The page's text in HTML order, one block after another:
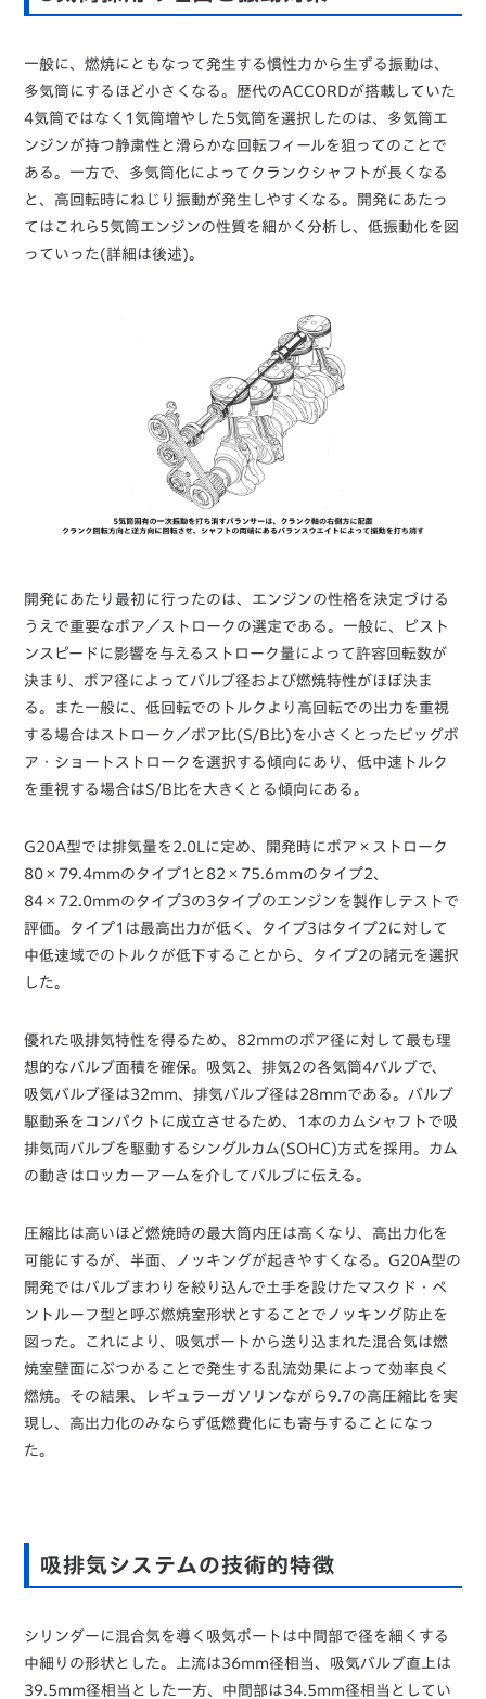
一般に、燃焼にともなって発生する慣性力から生ずる振動は、
多気筒にするほど小さくなる。歴代のACCORDが搭載していた
4気筒ではなく1気筒増やした5気筒を選択したのは、多気筒エ
ンジンが持つ静粛性と滑らかな回転フィールを狙ってのことで
ある。一方で、多気筒化によってクランクシャフトが長くなる
と、高回転時にねじり振動が発生しやすくなる。開発にあたっ
てはこれら5気筒エンジンの性質を細かく分析し、低振動化を図
っていった(詳細は後述)。
開発にあたり最初に行ったのは、エンジンの性格を決定づける
うえで重要なボア／ストロークの選定である。一般に、ピスト
ンスピードに影響を与えるストローク量によって許容回転数が
決まり、ボア径によってバルブ径および燃焼特性がほぼ決ま
る。また一般に、低回転でのトルクより高回転での出力を重視
する場合はストローク／ボア比(S/B比)を小さくとったビッグボ
ア・ショートストロークを選択する傾向にあり、低中速トルク
を重視する場合はS/B比を大きくとる傾向にある。
G20A型では排気量を2.0Lに定め、開発時にボア×ストローク
80×79.4mmのタイプ1と82×75.6mmのタイプ2、
84×72.0mmのタイプ3の3タイプのエンジンを製作しテストで
評価。タイプ1は最高出力が低く、タイプ3はタイプ2に対して
中低速域でのトルクが低下することから、タイプ2の諸元を選択
した。
優れた吸排気特性を得るため、82mmのボア径に対して最も理
想的なバルブ面積を確保。吸気2、排気2の各気筒4バルブで、
吸気バルブ径は32mm、排気バルブ径は28mmである。バルブ
駆動系をコンパクトに成立させるため、1本のカムシャフトで吸
排気両バルブを駆動するシングルカム(SOHC)方式を採用。カム
の動きはロッカーアームを介してバルブに伝える。
圧縮比は高いほど燃焼時の最大筒内圧は高くなり、高出力化を
可能にするが、半面、ノッキングが起きやすくなる。G20A型の
開発ではバルブまわりを絞り込んで土手を設けたマスクド・ペ
ントルーフ型と呼ぶ燃焼室形状とすることでノッキング防止を
図った。これにより、吸気ポートから送り込まれた混合気は燃
焼室壁面にぶつかることで発生する乱流効果によって効率良く
燃焼。その結果、レギュラーガソリンながら9.7の高圧縮比を実
現し、高出力化のみならず低燃費化にも寄与することになっ
た。
吸排気システムの技術的特徴
シリンダーに混合気を導く吸気ポートは中間部で径を細くする
中細りの形状とした。上流は36mm径相当、吸気バルブ直上は
39.5mm径相当とした一方、中間部は34.5mm径相当としてい